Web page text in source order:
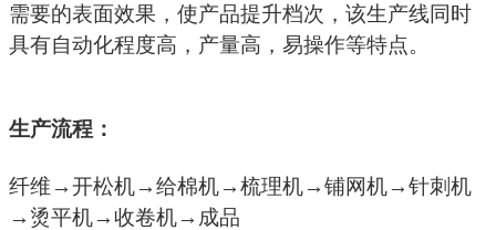
需要的表面效果，使产品提升档次，该生产线同时
具有自动化程度高，产量高，易操作等特点。
生产流程：
纤维→开松机→给棉机→梳理机→铺网机→针刺机
→烫平机→收卷机→成品